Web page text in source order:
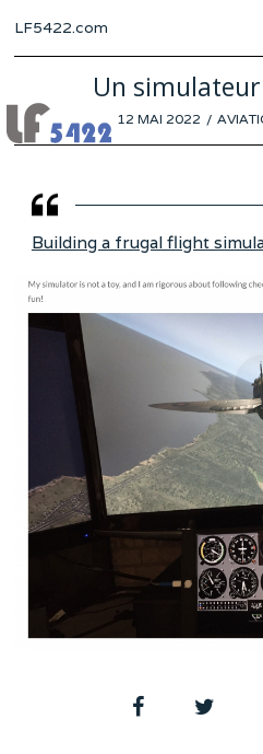
LF5422.com
Un
POSTED
12 MAI 2022 8
Building a frugal flight